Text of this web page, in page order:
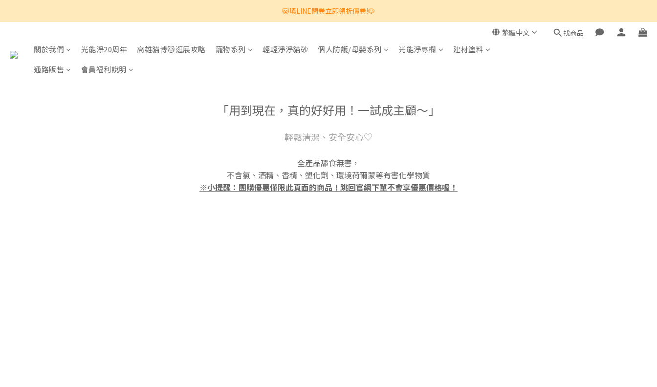
🐱填LINE問卷立即領折價卷!🐶
繁體中文 找商品
關於我們 光能淨20周年 高雄貓博🐱逛展攻略 寵物系列 輕輕淨淨貓砂 個人防護/母嬰系列 光能淨專欄
建材塗料
通路販售
會員福利說明
「用到現在，真的好好用！一試成主顧～」
輕鬆清潔、安全安心♡
全產品舔食無害，
不含氯、酒精、香精、塑化劑、環境荷爾蒙等有害化學物質
※小提醒：團購優惠僅限此頁面的商品！跳回官網下單不會享優惠價格喔！